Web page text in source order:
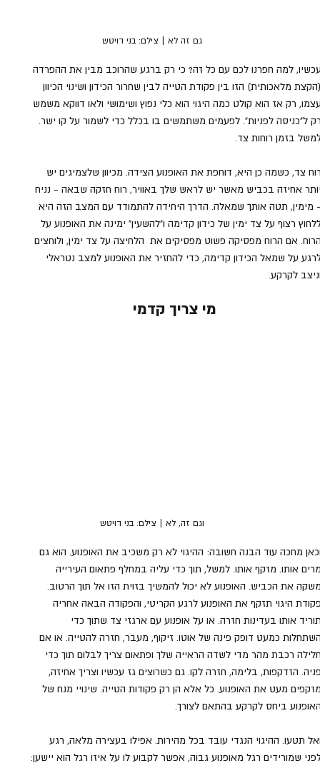
גם זה לא | צילם: בני דויטש
למה חפרנו לכם עם כל זה? כי רק ברגע שהרוכב מבין את ההפרדה
מלאכותית) הזו בין פקודת הטייה לבין שחרור הכידון ושינוי הכיוון
רק אז הוא קולט כמה היגוי הוא כלי נפוץ ושימושי ולאו דווקא משמש
ל"כניסה לפניות". לפעמים משתמשים בו בכלל כדי לשמור על קו ישר.
בזמן רוחות צד.
צד, כשמה כן היא, דוחפת את האופנוע הצידה. מכיוון שלצמיגים יש
אחיזה בכביש מאשר יש לראש שלך באוויר, רוח חזקה שבאה - נניח
מימין, תטה אותך שמאלה. הדרך היחידה להתמודד עם המצב הזה היא
רצוף על צד ימין של כידון קדימה ו"להשעין" ימינה את האופנוע על
אם הרוח מפסיקה פשוט מפסיקים את  הלחיצה על צד ימין, ולוחצים
על שמאל הכידון קדימה, כדי להחזיר את האופנוע למצב נטראלי
לקרקע.
מי צריך קדמי
וגם זה, לא | צילם: בני דויטש
מחכה עוד הבנה חשובה: ההיגוי לא רק משכיב את האופנוע. הוא גם
אותו. מזקף אותו. למשל, תוך כדי עליה במחלף פתאום העירייה
את הכביש. האופנוע לא יכול להמשיך בזוית הזו אל תוך הרטוב.
היגוי תזקף את האופנוע לרגע הקריטי, והפקודה הבאה אחריה
אותו בעדינות חזרה. או על אופנוע עם ארגזי צד שתוך כדי
כמעט דופק פינה של אוטו. זיקוף, מעבר, חזרה להטייה. או אם
רכבת מהר מדי לשדה הראייה שלך ופתאום צריך לבלום תוך כדי
הזדקפות, בלימה, חזרה לקו. גם כשרוצים גז עכשיו וצריך אחיזה,
מעט את האופנוע. כל אלא הן רק פקודות הטייה. שינויי מנח של
ביחס לקרקע בהתאם לצורך.
תטעו. ההיגוי הנגדי עובד בכל מהירות. אפילו בעצירה מלאה, רגע
שמורידים רגל מאופנוע גבוה, אפשר לקבוע לו על איזו רגל הוא יישען: